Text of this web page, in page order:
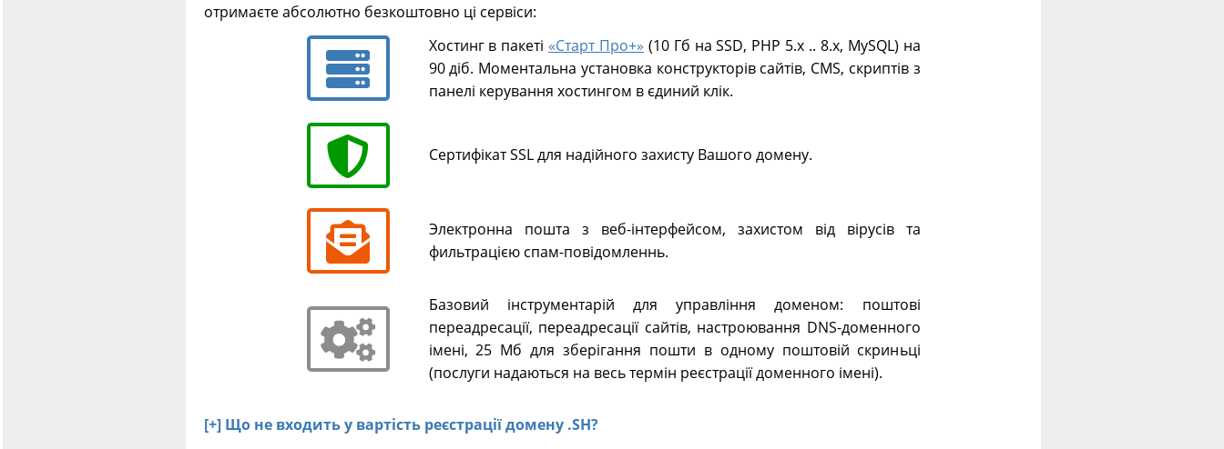
отримаєте абсолютно безкоштовно ці сервіси:
Хостинг в пакеті «Старт Про+» (10 Гб на SSD, PHP 5.х .. 8.х, MySQL) на
90 діб. Моментальна установка конструкторів сайтів, CMS, скриптів з
панелі керування хостингом в єдиний клік.
Сертифікат SSL для надійного захисту Вашого домену.
Электронна пошта з веб-інтерфейсом, захистом від вірусів та
фильтрацією спам-повідомленнь.
Базовий інструментарій для управління доменом: поштові
переадресації, переадресації сайтів, настроювання DNS-доменного
імені, 25 Мб для зберігання пошти в одному поштовій скриньці
(послуги надаються на весь термін реєстрації доменного імені).
[+] Що не входить у вартість реєстрації домену .SH?